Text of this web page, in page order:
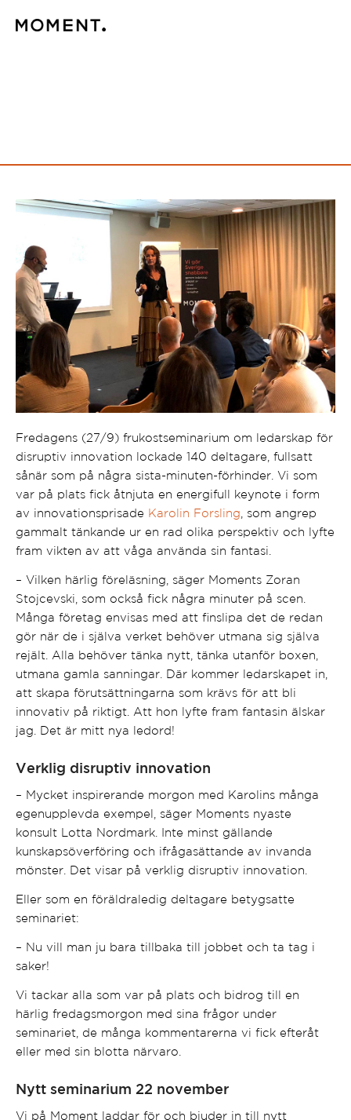
Fredagens (27/9) frukostseminarium om ledarskap för
disruptiv innovation lockade 140 deltagare, fullsatt
sånär som på några sista-minuten-förhinder. Vi som
var på plats fick åtnjuta en energifull keynote i form
av innovationsprisade
Karolin Forsling , som angrep
gammalt tänkande ur en rad olika perspektiv och lyfte
fram vikten av att våga använda sin fantasi.
– Vilken härlig föreläsning, säger Moments Zoran
Stojcevski, som också fick några minuter på scen.
Många företag envisas med att finslipa det de redan
gör när de i själva verket behöver utmana sig själva
rejält. Alla behöver tänka nytt, tänka utanför boxen,
utmana gamla sanningar. Där kommer ledarskapet in,
att skapa förutsättningarna som krävs för att bli
innovativ på riktigt. Att hon lyfte fram fantasin älskar
jag. Det är mitt nya ledord!
Verklig disruptiv innovation
– Mycket inspirerande morgon med Karolins många
egenupplevda exempel, säger Moments nyaste
konsult Lotta Nordmark. Inte minst gällande
kunskapsöverföring och ifrågasättande av invanda
mönster. Det visar på verklig disruptiv innovation.
Eller som en föräldraledig deltagare betygsatte
seminariet:
– Nu vill man ju bara tillbaka till jobbet och ta tag i
saker!
Vi tackar alla som var på plats och bidrog till en
härlig fredagsmorgon med sina frågor under
seminariet, de många kommentarerna vi fick efteråt
eller med sin blotta närvaro.
Nytt seminarium 22 november
Vi på Moment laddar för och bjuder in till nytt